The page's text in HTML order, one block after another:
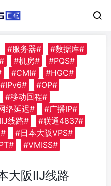
#服务器#
#数据库#
#机房#
#PQS#
#CMI#
#HGC#
#IPv6#
#OP#
#移动回程#
络延迟#
#广播IP#
线路#
#联通4837#
#日本大阪VPS#
#VMISS#
大阪IIJ线路